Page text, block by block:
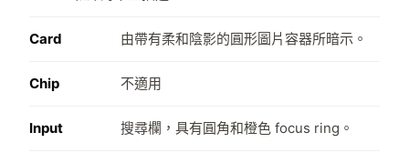
Card 由帶有柔和陰影的圓形圖片容器所暗示。
Chip 不適用
Input 搜尋欄，具有圓角和橙色 focus ring。